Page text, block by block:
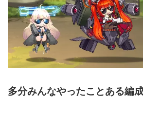
多分みんなやったことある編成